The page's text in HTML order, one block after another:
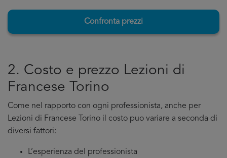
Confronta prezzi
2. Costo e prezzo Lezioni di
Francese Torino
Come nel rapporto con ogni professionista, anche per
Lezioni di Francese Torino il costo puo variare a seconda di
diversi fattori:
L’esperienza del professionista